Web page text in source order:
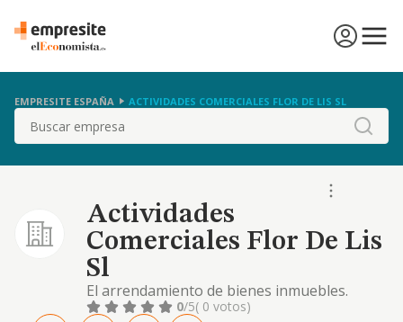
EMPRESITE ESPAÑA ACTIVIDADES COMERCIALES FLOR DE LIS SL
Buscar
Actividades
Comerciales Flor De Lis
Sl
El arrendamiento de bienes inmuebles.
0/5( 0 votos)